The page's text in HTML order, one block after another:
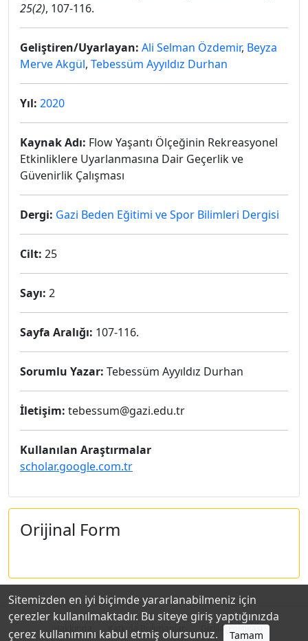
25(2), 107-116.
Geliştiren/Uyarlayan: Ali Selman Özdemir, Beyza
Merve Akgül, Tebessüm Ayyıldız Durhan
Yıl: 2020
Kaynak Adı: Flow Yaşantı Ölçeğinin Rekreasyonel
Etkinliklere Uyarlanmasına Dair Geçerlik ve
Güvenirlik Çalışması
Dergi: Gazi Beden Eğitimi ve Spor Bilimleri Dergisi
Cilt: 25
Sayı: 2
Sayfa Aralığı: 107-116.
Sorumlu Yazar: Tebessüm Ayyıldız Durhan
İletişim: tebessum@gazi.edu.tr
Kullanılan Araştırmalar
scholar.google.com.tr
Orijinal Form
Hakkında Katkıda Bulunanlar Gizlilik Politikası
Sitemizden en iyi biçimde yararlanabilmeniz için
çerezler kullanılmaktadır. Bu siteye giriş yaptığınızda
çerez kullanımını kabul etmiş olursunuz.
Tamam